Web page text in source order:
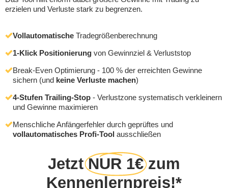
erzielen und Verluste stark zu begrenzen.
Vollautomatische Tradegrößenberechnung
1-Klick Positionierung von Gewinnziel & Verluststop
Break-Even Optimierung - 100 % der erreichten Gewinne
sichern (und keine Verluste machen)
4-Stufen Trailing-Stop - Verlustzone systematisch verkleinern
und Gewinne maximieren
Menschliche Anfängerfehler durch geprüftes und
vollautomatisches Profi-Tool ausschließen
JetztNUR 1€zum
Kennenlernpreis!*